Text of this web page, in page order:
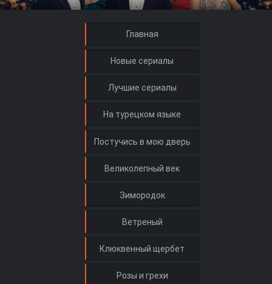
Главная
Новые сериалы
Лучшие сериалы
На турецком языке